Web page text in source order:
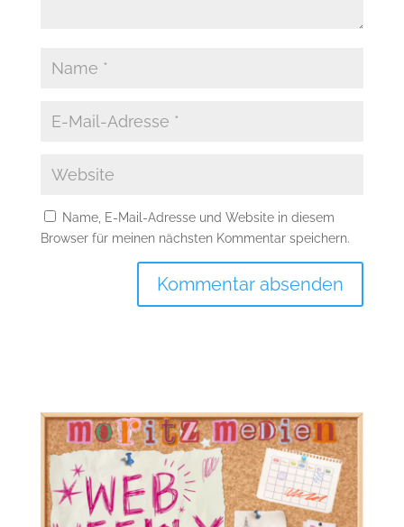
Name, E-Mail-Adresse und Website in diesem
Browser für meinen nächsten Kommentar speichern.